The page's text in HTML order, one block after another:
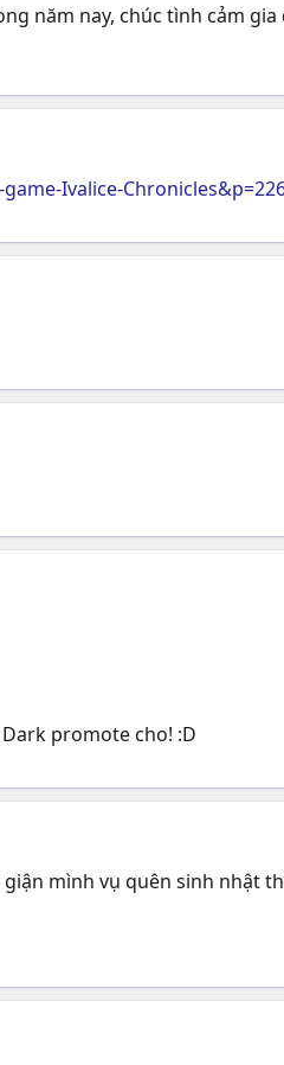
năm nay, chúc tình cảm
Ivalice-
promote cho! :D
mình vụ quên sinh nhật